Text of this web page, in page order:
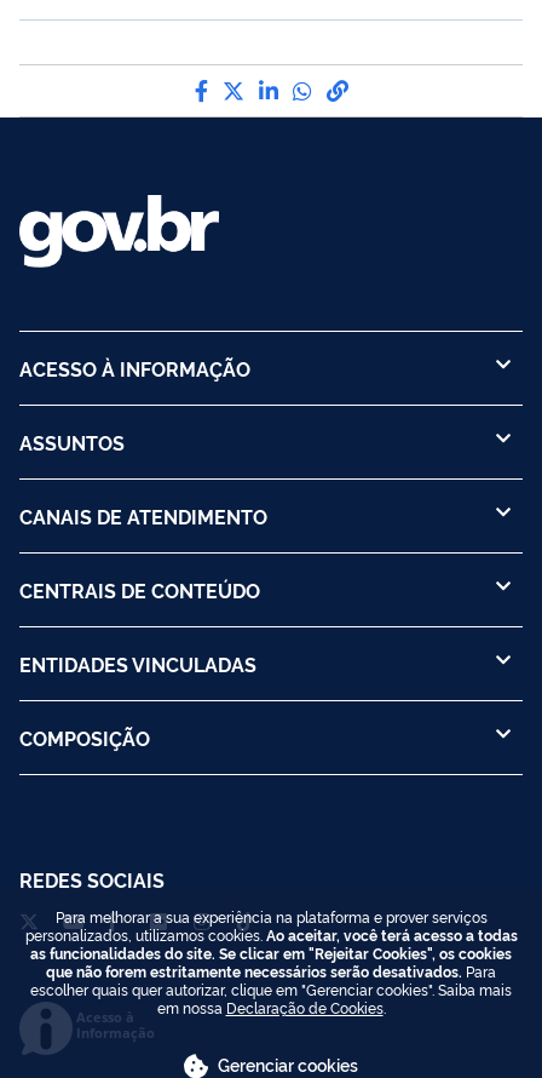
Compartilhe por Facebook
Compartilhe por Twitter
Compartilhe por
Compartilhe por
link para Copiar
ACESSO À INFORMAÇÃO
ASSUNTOS
CANAIS DE ATENDIMENTO
CENTRAIS DE CONTEÚDO
ENTIDADES VINCULADAS
COMPOSIÇÃO
REDES SOCIAIS
Acesso à
Informação
Para melhorar a sua experiência na plataforma e prover serviços
personalizados, utilizamos cookies. Ao aceitar, você terá acesso a todas
as funcionalidades do site. Se clicar em "Rejeitar Cookies", os cookies
que não forem estritamente necessários serão desativados. Para
escolher quais quer autorizar, clique em "Gerenciar cookies". Saiba mais
em nossa Declaração de Cookies.
Gerenciar cookies